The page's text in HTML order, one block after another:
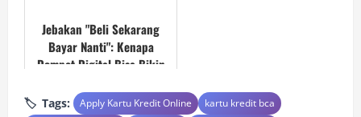
Jebakan "Beli Sekarang
Bayar Nanti": Kenapa
Dompet Digital Bisa Bikin
Tags: Apply Kartu Kredit Online
kartu kredit bca